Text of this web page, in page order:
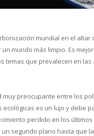
mundial en el altar
mundo más limpio. Es
temas que prevalecen en
preocupante entre los
es un lujo y debe
perdido en los
segundo plano hasta que